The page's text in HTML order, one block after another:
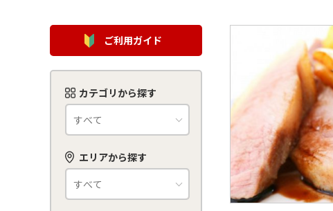
ご利用ガイド
カテゴリから探す
エリアから探す